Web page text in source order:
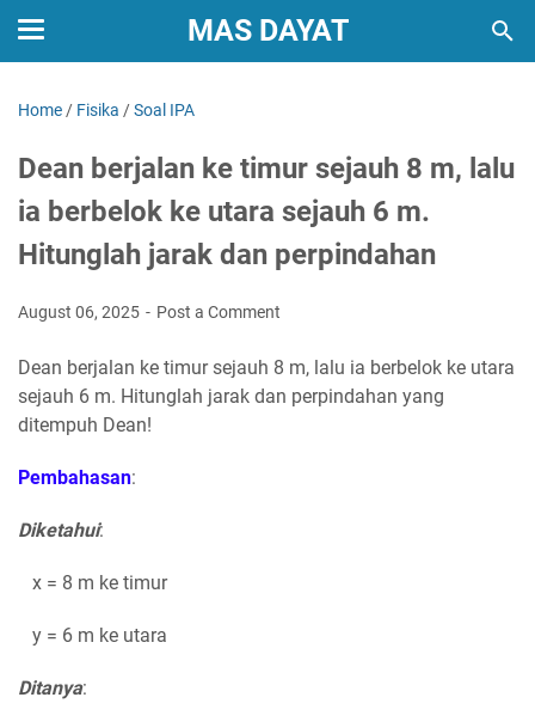
MAS DAYAT
Home / Fisika /Soal IPA
Dean berjalan ke timur sejauh 8 m, lalu
ia berbelok ke utara sejauh 6 m.
Hitunglah jarak dan perpindahan
August 06, 2025 Post a Comment
Dean berjalan ke timur sejauh 8 m, lalu ia berbelok ke utara
sejauh 6 m. Hitunglah jarak dan perpindahan yang
ditempuh Dean!
Pembahasan:
Diketahui:
x = 8 m ke timur
y = 6 m ke utara
Ditanya: